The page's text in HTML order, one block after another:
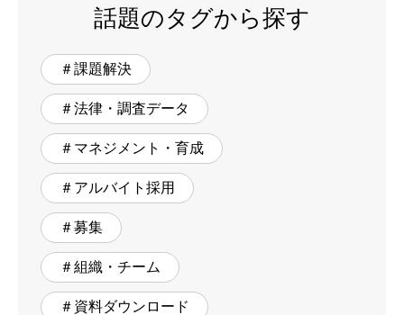
話題のタグから探す
＃課題解決
＃法律・調査データ
＃マネジメント・育成
＃アルバイト採用
＃募集
＃組織・チーム
＃資料ダウンロード